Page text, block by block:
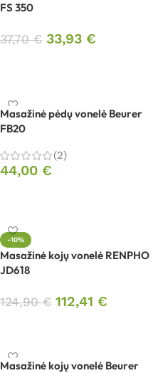
FS 350
37,70€ 33,93 €
Masažinė pėdų vonelė Beurer
FB20
(2)
44,00 €
-10%
Masažinė kojų vonelė RENPHO
JD618
124,90€ 112,41 €
Masažinė kojų vonelė Beurer